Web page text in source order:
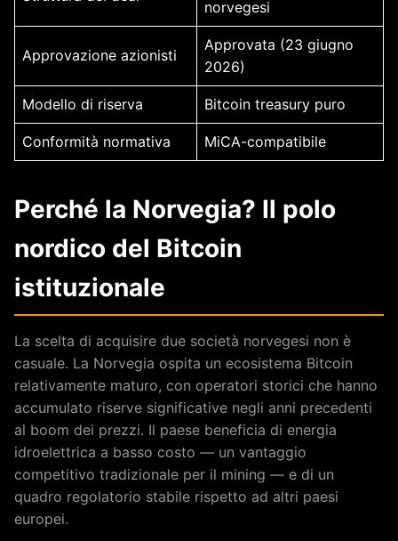
norvegesi
Approvazione azionisti
Approvata (23 giugno
2026)
Modello di riserva Bitcoin treasury puro
Conformità normativa MiCA-compatibile
Perché la Norvegia? Il polo
nordico del Bitcoin
istituzionale
La scelta di acquisire due società norvegesi non è
casuale. La Norvegia ospita un ecosistema Bitcoin
relativamente maturo, con operatori storici che hanno
accumulato riserve significative negli anni precedenti
al boom dei prezzi. Il paese beneficia di energia
idroelettrica a basso costo — un vantaggio
competitivo tradizionale per il mining — e di un
quadro regolatorio stabile rispetto ad altri paesi
europei.